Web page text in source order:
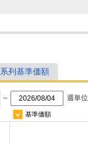
列基準価額
～ 週単位
基準価額